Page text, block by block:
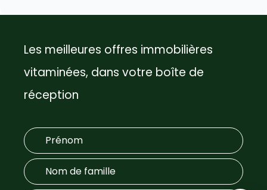
Les meilleures offres immobilières
vitaminées, dans votre boîte de
réception